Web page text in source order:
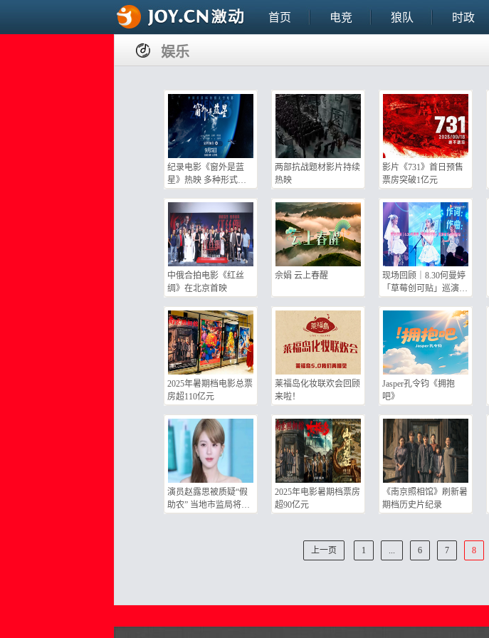
首页 电竞 狼队 时政
娱乐
纪录电影《窗外是蓝
星》热映 多种形式激
两部抗战题材影片持续
热映
影片《731》首日预售
票房突破1亿元
中俄合拍电影《红丝
绸》在北京首映
佘娟 云上春醒
现场回顾｜8.30何曼婷
「草莓创可贴」巡演音
2025年暑期档电影总票
房超110亿元
莱福岛化妆联欢会回顾
来啦！
Jasper孔令钧《拥抱
吧》
演员赵露思被质疑“假
助农” 当地市监局将介
2025年电影暑期档票房
超90亿元
《南京照相馆》刷新暑
期档历史片纪录
上一页 1 ... 6 7 8